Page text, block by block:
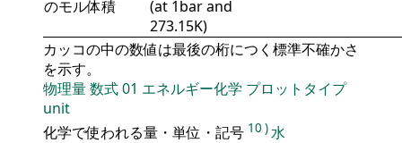
のモル体積
(at 1bar and
273.15K)
カッコの中の数値は最後の桁につく標準不確かさ
を示す。
物理量数式01 エネルギー化学 プロットタイプ
unit
化学で使われる量・単位・記号 10 )水